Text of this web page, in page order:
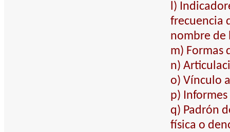
l)
frecuencia
nombre de
m) Formas
n)
o) Vínculo
p)
q) Padrón
física o